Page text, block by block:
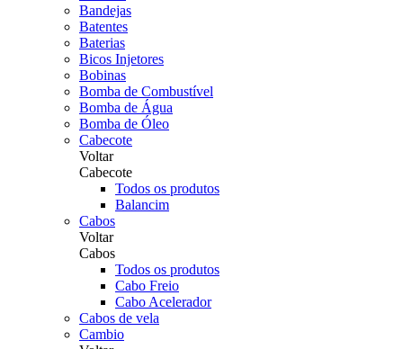
Bandejas
Batentes
Baterias
Bicos Injetores
Bobinas
Bomba de Combustível
Bomba de Água
Bomba de Óleo
Cabecote
Voltar
Cabecote
Todos os produtos
Balancim
Cabos
Voltar
Cabos
Todos os produtos
Cabo Freio
Cabo Acelerador
Cabos de vela
Cambio